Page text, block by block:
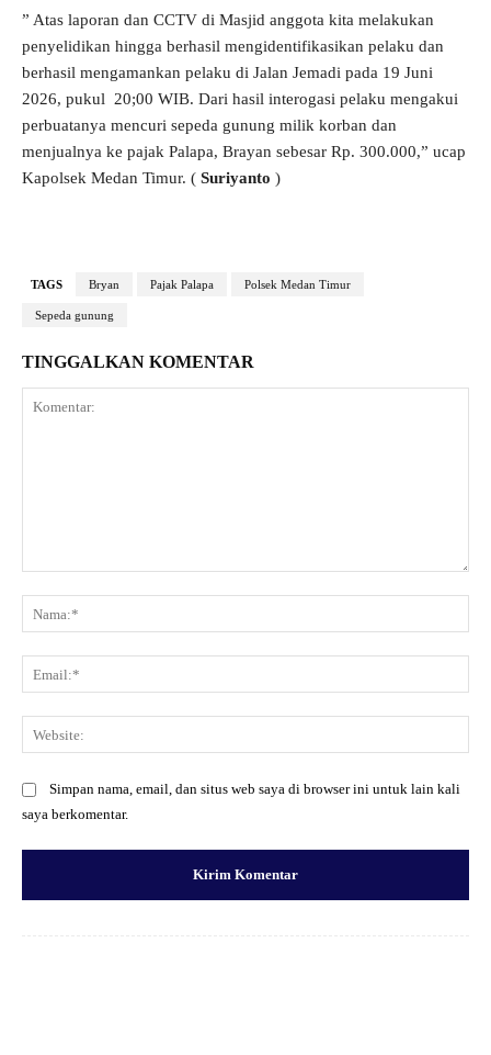
” Atas laporan dan CCTV di Masjid anggota kita melakukan
penyelidikan hingga berhasil mengidentifikasikan pelaku dan
berhasil mengamankan pelaku di Jalan Jemadi pada 19 Juni
2026, pukul 20;00 WIB. Dari hasil interogasi pelaku mengakui
perbuatanya mencuri sepeda gunung milik korban dan
menjualnya ke pajak Palapa, Brayan sebesar Rp. 300.000,” ucap
Kapolsek Medan Timur. ( Suriyanto )
TAGS Bryan Pajak Palapa Polsek Medan Timur
Sepeda gunung
TINGGALKAN KOMENTAR
Simpan nama, email, dan situs web saya di browser ini untuk lain kali
saya berkomentar.